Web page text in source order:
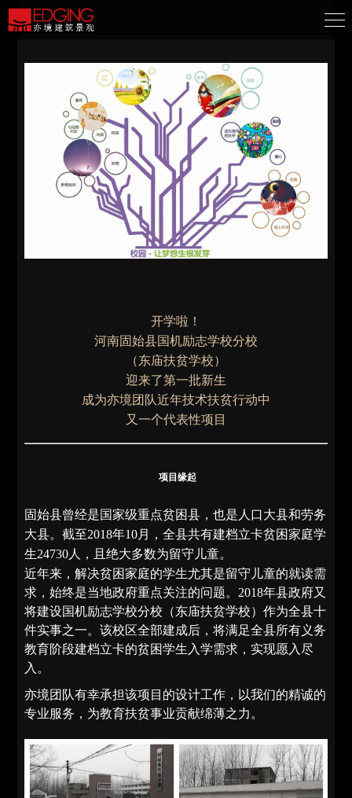
开学啦！
河南固始县国机励志学校分校
（东庙扶贫学校）
迎来了第一批新生
成为亦境团队近年技术扶贫行动中
又一个代表性项目
项目缘起
固始县曾经是国家级重点贫困县，也是人口大县和劳务
大县。截至2018年10月，全县共有建档立卡贫困家庭学
生24730人，且绝大多数为留守儿童。
近年来，解决贫困家庭的学生尤其是留守儿童的就读需
求，始终是当地政府重点关注的问题。2018年县政府又
将建设国机励志学校分校（东庙扶贫学校）作为全县十
件实事之一。该校区全部建成后，将满足全县所有义务
教育阶段建档立卡的贫困学生入学需求，实现愿入尽
入。
亦境团队有幸承担该项目的设计工作，以我们的精诚的
专业服务，为教育扶贫事业贡献绵薄之力。